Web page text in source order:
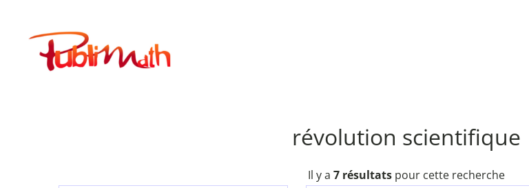
contenuPublimath
révolution scientifique
Il y a 7 résultats pour cette recherche